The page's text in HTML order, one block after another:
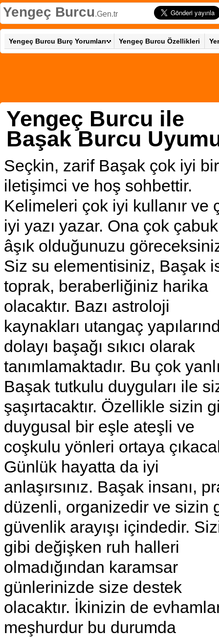
Yengeç Burcu.Gen.tr
Yengeç Burcu Burç Yorumları Yengeç Burcu Özellikleri
Yengeç Burcu ile
Başak Burcu
Seçkin, zarif Başak çok iyi bir
iletişimci ve hoş sohbettir.
Kelimeleri çok iyi kullanır ve
iyi yazı yazar. Ona çok çabuk
âşık olduğunuzu
Siz su elementisiniz, Başak
toprak, beraberliğiniz harika
olacaktır. Bazı astroloji
kaynakları utangaç
dolayı başağı sıkıcı olarak
tanımlamaktadır. Bu çok
Başak tutkulu duyguları ile
şaşırtacaktır. Özellikle sizin
duygusal bir eşle ateşli ve
coşkulu yönleri ortaya
Günlük hayatta da iyi
anlaşırsınız. Başak insanı,
düzenli, organizedir ve sizin
güvenlik arayışı içindedir.
gibi değişken ruh halleri
olmadığından karamsar
günlerinizde size destek
olacaktır. İkinizin de
meşhurdur bu durumda